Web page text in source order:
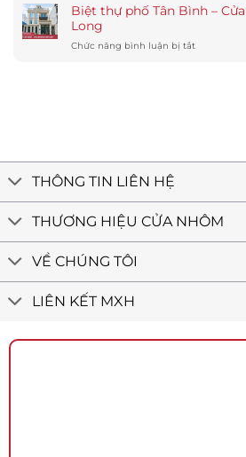
giá
Giải
nhôm
Tầng
Cổ
Biệt thự phố Tân Bình –
Long
Chức năng bình luận bị tắtở
Long
THÔNG TIN LIÊN HỆ
THƯƠNG HIỆU CỬA NHÔM
VỀ CHÚNG TÔI
LIÊN KẾT MXH